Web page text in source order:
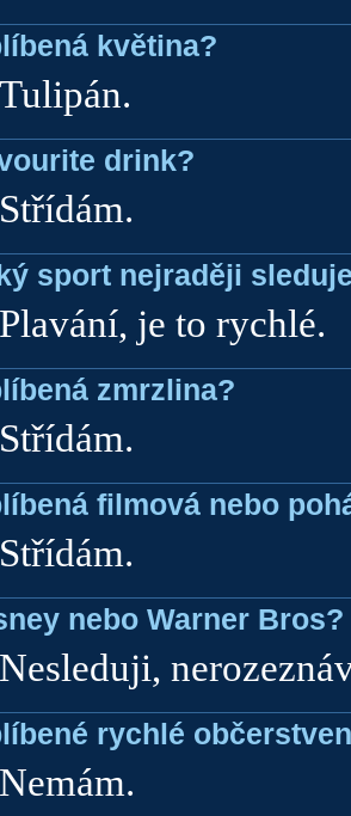
květina?
Tulipán.
drink?
Střídám.
sport nejraději
Plavání, je to rychlé.
zmrzlina?
Střídám.
filmová nebo
Střídám.
nebo Warner Bros?
Nesleduji,
rychlé
Nemám.